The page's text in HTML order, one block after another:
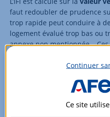
faut redoubler de prudence
trop rapide peut conduire à
logement évalué trop bas ou
annexe non mentionnée…
Proposition de loi, n°
Continuer
Ce site